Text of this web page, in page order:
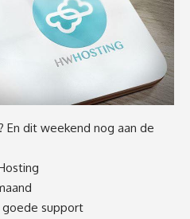
dit weekend nog aan de
support